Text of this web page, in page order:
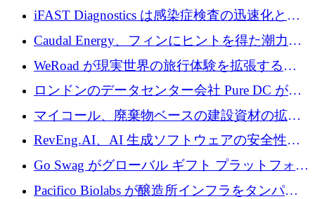
の商業化ギャップを埋めるために2,000万ユー
ロのディープテック基金を立ち上げる
iFAST Diagnostics は感染症検査の迅速化と抗
菌薬耐性への取り組みに 500 万ポンドを寄付
Caudal Energy、フィンにヒントを得た潮力発
電技術の規模拡大に向けて 430 万ポンドを調
WeRoad が現実世界の旅行体験を拡張するた
めに 5,800 万ドルを獲得
ロンドンのデータセンター会社 Pure DC が欧
州と中東の拡張に 27 億ドルを確保
マイコール、廃棄物ベースの建設資材の拡大
に400万ポンドを投資
RevEng.AI、AI 生成ソフトウェアの安全性を
確保するために 1,500 万ドルを調達
Go Swag がグローバル ギフト プラットフォー
ムを拡大するために 500 万ドルを調達
Pacifico Biolabs が醸造所インフラをタンパク